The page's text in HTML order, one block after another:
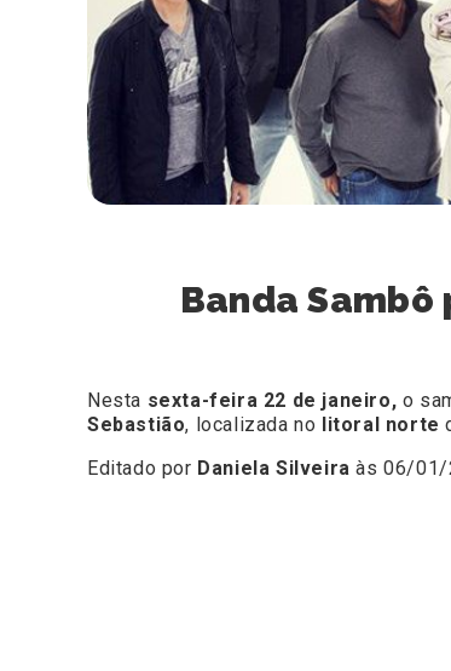
Banda
Nesta sexta-feira 22 de janeiro, o
Sebastião, localizada no litoral norte
Editado por Daniela Silveira às 06/01/